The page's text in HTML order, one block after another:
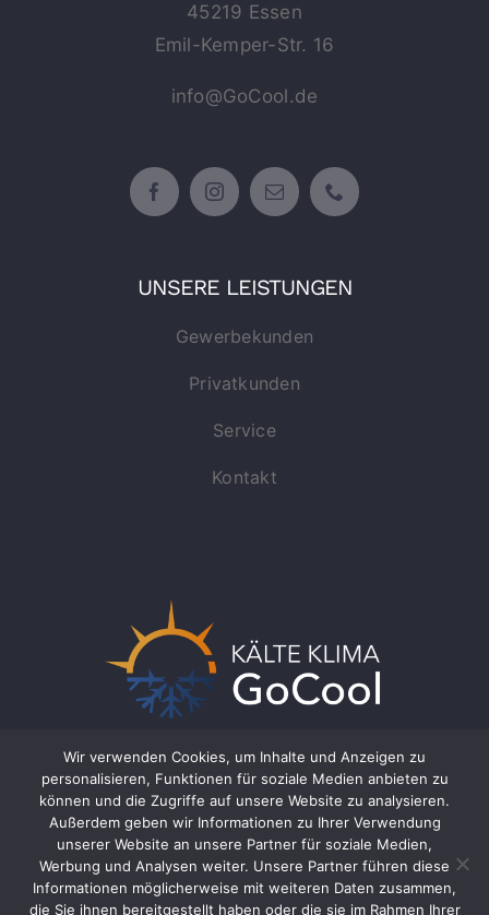
45219 Essen
Emil-Kemper-Str. 16
info@GoCool.de
UNSERE LEISTUNGEN
Gewerbekunden
Privatkunden
Service
Kontakt
© Copyright 2026 Kälte Klima GoCool GbR
Wir verwenden Cookies, um Inhalte und Anzeigen zu
personalisieren, Funktionen für soziale Medien anbieten zu
können und die Zugriffe auf unsere Website zu analysieren.
Außerdem geben wir Informationen zu Ihrer Verwendung
unserer Website an unsere Partner für soziale Medien,
Werbung und Analysen weiter. Unsere Partner führen diese
Informationen möglicherweise mit weiteren Daten zusammen,
die Sie ihnen bereitgestellt haben oder die sie im Rahmen Ihrer